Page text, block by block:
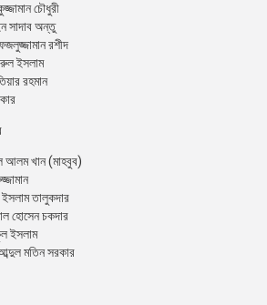
চৌধুরী
সাদাব অন্তু
রশীদ
ইসলাম
রহমান
আলম খান (মাহবুব)
তালুকদার
হোসেন চকদার
ইসলাম
মতিন সরকার